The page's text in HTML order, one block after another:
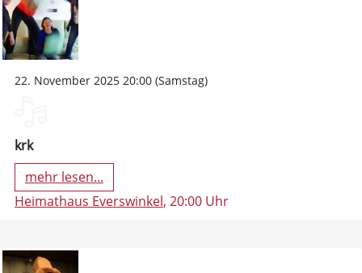
22. November 2025 20:00 (Samstag)
krk
mehr lesen...
Heimathaus Everswinkel, 20:00 Uhr